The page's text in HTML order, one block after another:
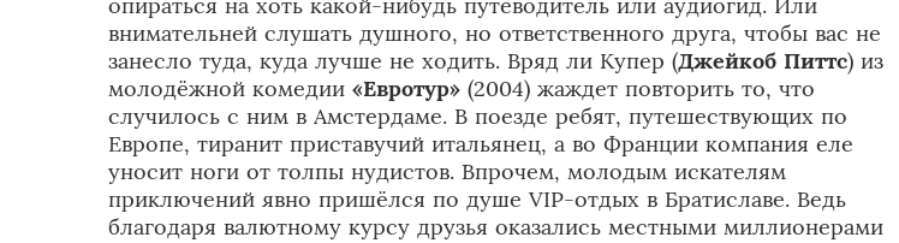
опираться на хоть какой-нибудь путеводитель или аудиогид. Или
внимательней слушать душного, но ответственного друга, чтобы вас не
занесло туда, куда лучше не ходить. Вряд ли Купер (Джейкоб Питтс) из
молодёжной комедии «Евротур» (2004) жаждет повторить то, что
случилось с ним в Амстердаме. В поезде ребят, путешествующих по
Европе, тиранит приставучий итальянец, а во Франции компания еле
уносит ноги от толпы нудистов. Впрочем, молодым искателям
приключений явно пришёлся по душе VIP-отдых в Братиславе. Ведь
благодаря валютному курсу друзья оказались местными миллионерами